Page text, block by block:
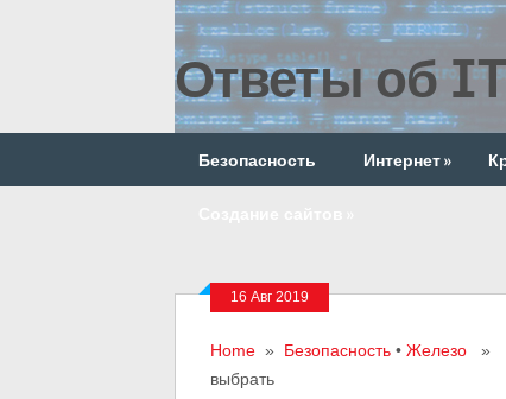
Ответы об IT
Безопасность Интернет»
16 Авг 2019
Home» Безопасность• Железо»
выбрать